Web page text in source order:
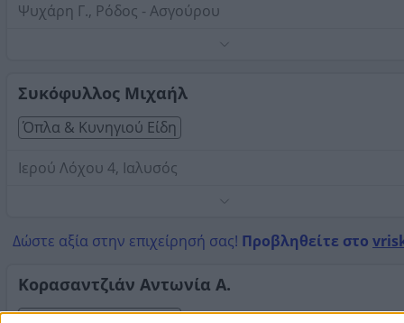
Ψυχάρη Γ., Ρόδος - Ασγούρου
Συκόφυλλος Μιχαήλ
Όπλα & Κυνηγιού Είδη
Ιερού Λόχου 4, Ιαλυσός
Δώστε αξία στην επιχείρησή σας! Προβληθείτε στο
Κορασαντζιάν Αντωνία Α.
Όπλα & Κυνηγιού Είδη